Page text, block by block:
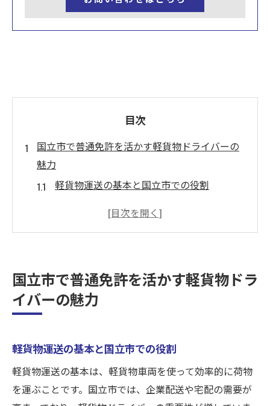
目次
国立市で普通免許を活かす軽貨物ドライバーの
魅力
軽貨物運送の基本と国立市での役割
普通免許で始める国立市の軽貨物ドライバ
国立市の交通利便性を活かした効率的な配
送
由
企業配送で活躍！女性歓迎の国立市軽貨物求人
国立市で普通免許を活かす軽貨物ドラ
イバーの魅力
軽貨物運送の基本と国立市での役割
軽貨物運送の基本は、軽貨物車両を使って効率的に荷物
を運ぶことです。国立市では、企業配送や宅配の需要が